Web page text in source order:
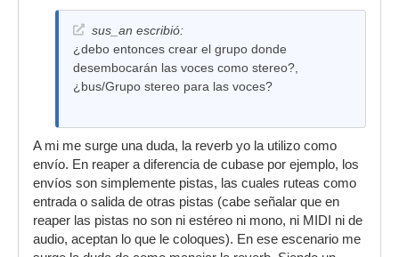
sus_an escribió:
¿debo entonces crear el grupo donde
desembocarán las voces como stereo?,
¿bus/Grupo stereo para las voces?
A mi me surge una duda, la reverb yo la utilizo como
envío. En reaper a diferencia de cubase por ejemplo, los
envíos son simplemente pistas, las cuales ruteas como
entrada o salida de otras pistas (cabe señalar que en
reaper las pistas no son ni estéreo ni mono, ni MIDI ni de
audio, aceptan lo que le coloques). En ese escenario me